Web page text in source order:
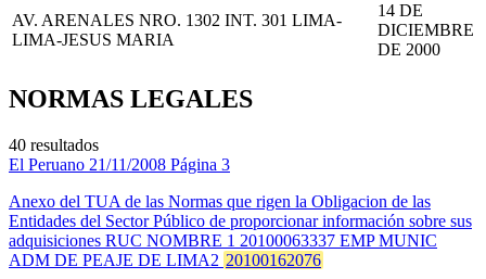
AV. ARENALES NRO. 1302 INT. 301 LIMA-
LIMA-JESUS MARIA
14 DE
DICIEMBRE
DE 2000
NORMAS LEGALES
40 resultados
El Peruano 21/11/2008 Página 3
Anexo del TUA de las Normas que rigen la Obligacion de las
Entidades del Sector Público de proporcionar información sobre sus
adquisiciones RUC NOMBRE 1 20100063337 EMP MUNIC
ADM DE PEAJE DE LIMA2 20100162076